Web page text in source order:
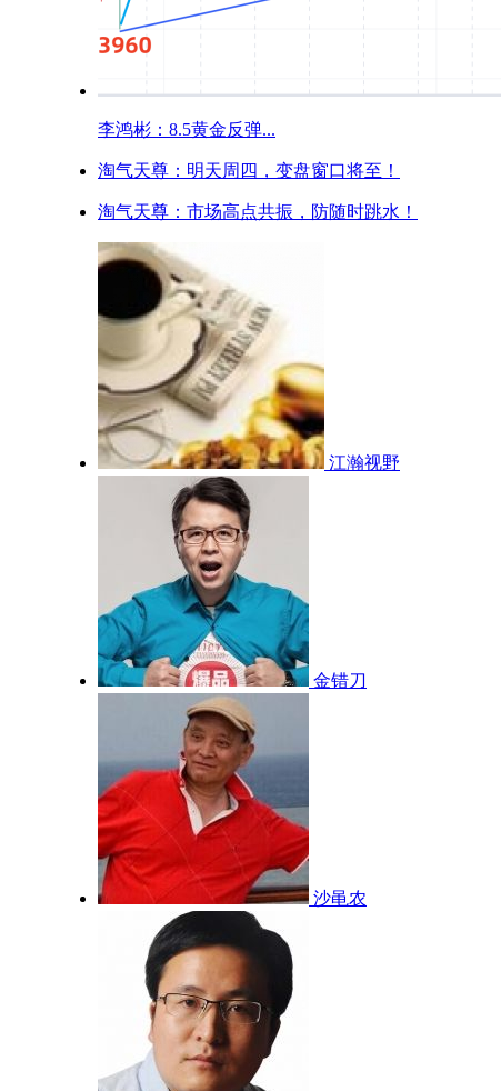
李鸿彬：8.5黄金反弹...
淘气天尊：明天周四，变盘窗口将至！
淘气天尊：市场高点共振，防随时跳水！
江瀚视野
金错刀
沙黾农